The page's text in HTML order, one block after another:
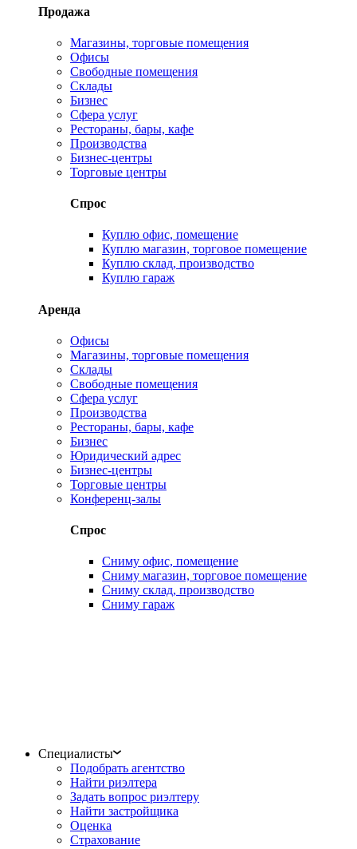
Продажа
Магазины, торговые помещения
Офисы
Свободные помещения
Склады
Бизнес
Сфера услуг
Рестораны, бары, кафе
Производства
Бизнес-центры
Торговые центры
Спрос
Куплю офис, помещение
Куплю магазин, торговое помещение
Куплю склад, производство
Куплю гараж
Аренда
Офисы
Магазины, торговые помещения
Склады
Свободные помещения
Сфера услуг
Производства
Рестораны, бары, кафе
Бизнес
Юридический адрес
Бизнес-центры
Торговые центры
Конференц-залы
Спрос
Сниму офис, помещение
Сниму магазин, торговое помещение
Сниму склад, производство
Сниму гараж
Специалисты
Подобрать агентство
Найти риэлтера
Задать вопрос риэлтеру
Найти застройщика
Оценка
Страхование